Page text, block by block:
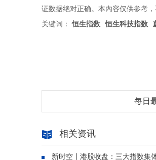
证数据绝对正确。本內容仅供参考
关键词： 恒生指数 恒生科技指数
每日
相关资讯
新时空丨港股收盘：三大指数集